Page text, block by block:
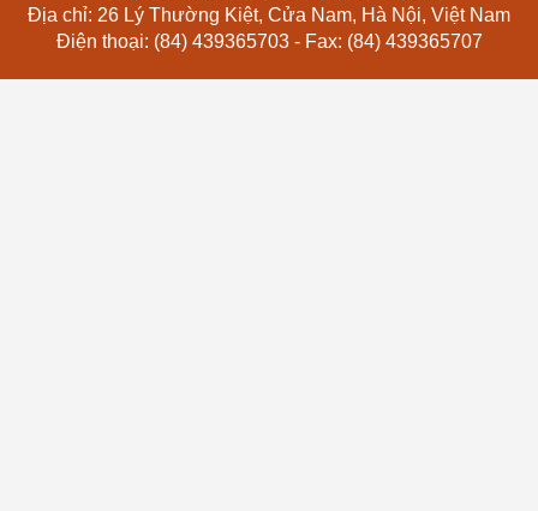
Địa chỉ: 26 Lý Thường Kiệt, Cửa Nam, Hà Nội, Việt Nam
Điện thoại: (84) 439365703 - Fax: (84) 439365707